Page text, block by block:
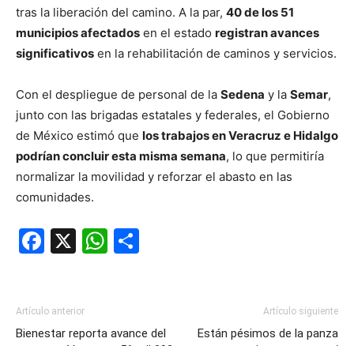
tras la liberación del camino. A la par, 40 de los 51
municipios afectados en el estado registran avances
significativos en la rehabilitación de caminos y servicios.
Con el despliegue de personal de la Sedena y la Semar,
junto con las brigadas estatales y federales, el Gobierno
de México estimó que los trabajos en Veracruz e Hidalgo
podrían concluir esta misma semana, lo que permitiría
normalizar la movilidad y reforzar el abasto en las
comunidades.
Facebook
X WhatsApp
Artículo anterior
Bienestar reporta avance del
Artículo siguiente
Están pésimos de la panza